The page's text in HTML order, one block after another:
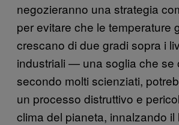
negozieranno una strategia
per evitare che le temperature
crescano di due gradi sopra i
industriali — una soglia che se
secondo molti scienziati,
un processo distruttivo e
clima del pianeta, innalzando il